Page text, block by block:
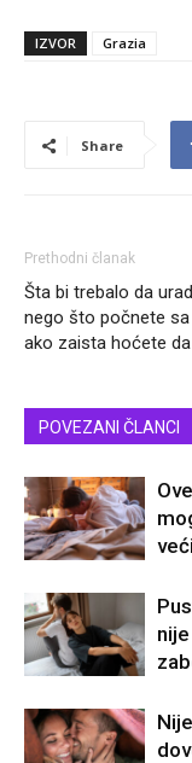
IZVOR Grazia
Share
Prethodni članak
Šta bi trebalo da
nego što počnete
ako zaista hoćete
POVEZANI ČLANCI